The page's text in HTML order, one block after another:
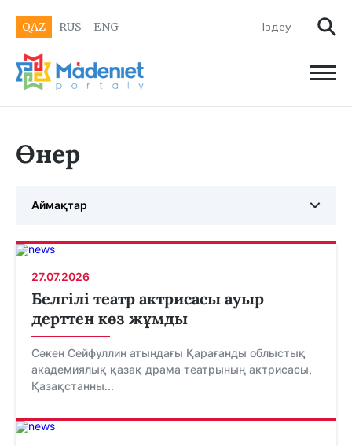
QAZ RUS ENG
Өнер
Аймақтар
27.07.2026
Белгілі театр актрисасы ауыр
дерттен көз жұмды
Сәкен Сейфуллин атындағы Қарағанды облыстық
академиялық қазақ драма театрының актрисасы,
Қазақстанны...